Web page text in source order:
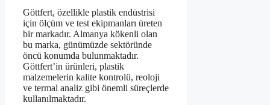
Göttfert, özellikle plastik endüstrisi
için ölçüm ve test ekipmanları üreten
bir markadır. Almanya kökenli olan
bu marka, günümüzde sektöründe
öncü konumda bulunmaktadır.
Göttfert’in ürünleri, plastik
malzemelerin kalite kontrolü, reoloji
ve termal analiz gibi önemli süreçlerde
kullanılmaktadır.